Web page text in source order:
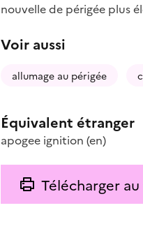
nouvelle de périgée plus
Voir aussi
allumage au périgée
Équivalent étranger
apogee ignition (en)
Télécharger